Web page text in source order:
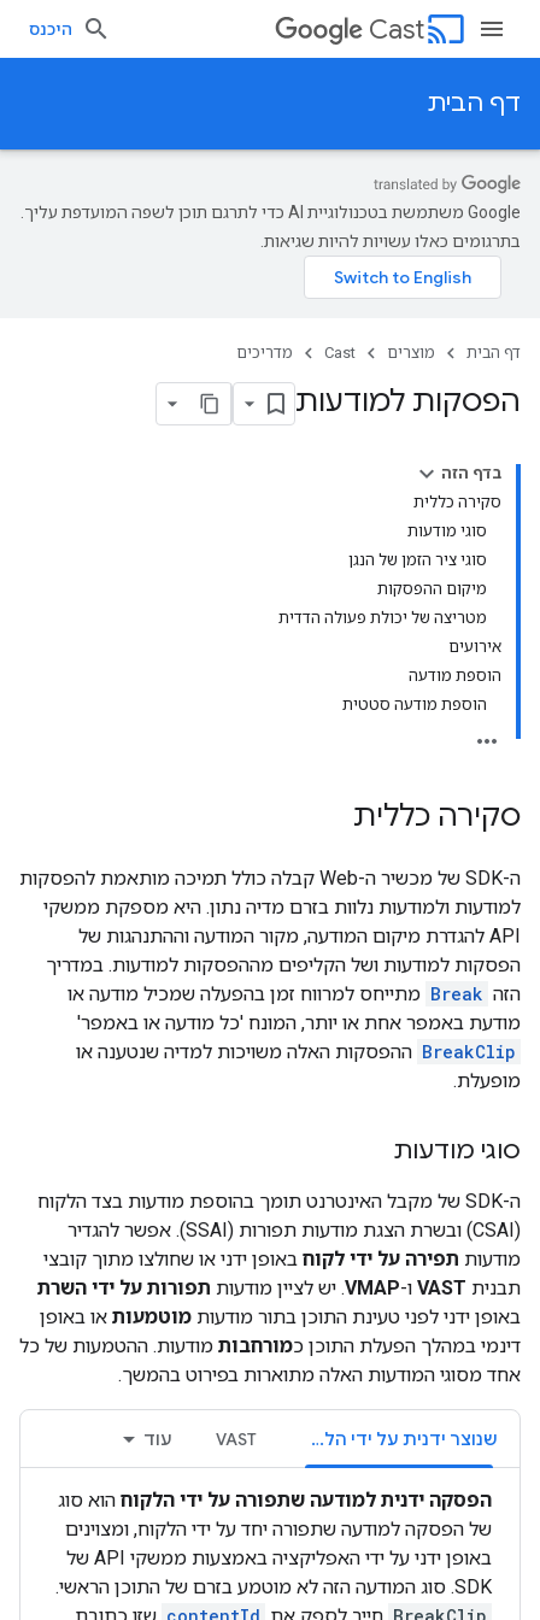
cast
Cast היכנס
דף הבית
‫Google משתמשת בטכנולוגיית AI כדי לתרגם תוכן לשפה המועדפת עליך.
בתרגומים כאלו עשויות להיות שגיאות.
דף הבית מוצרים Cast מדריכים
הפסקות למודעות
בדף הזה
סקירה כללית
סוגי מודעות
סוגי ציר הזמן של הנגן
מיקום ההפסקות
מטריצה של יכולת פעולה הדדית
אירועים
הוספת מודעה
הוספת מודעה סטטית
סקירה כללית
ה-SDK של מכשיר ה-Web קבלה כולל תמיכה מותאמת להפסקות
למודעות ולמודעות נלוות בזרם מדיה נתון. היא מספקת ממשקי
API להגדרת מיקום המודעה, מקור המודעה וההתנהגות של
הפסקות למודעות ושל הקליפים מההפסקות למודעות. במדריך
הזה Break מתייחס למרווח זמן בהפעלה שמכיל מודעה או
מודעת באמפר אחת או יותר, המונח 'כל מודעה או באמפר'
BreakClip ההפסקות האלה משויכות למדיה שנטענה או
מופעלת.
סוגי מודעות
ה-SDK של מקבל האינטרנט תומך בהוספת מודעות בצד הלקוח
(CSAI) ובשרת הצגת מודעות תפורות (SSAI). אפשר להגדיר
מודעות תפירה על ידי לקוח באופן ידני או שחולצו מתוך קובצי
תבנית VAST ו-VMAP. יש לציין מודעות תפורות על ידי השרת
באופן ידני לפני טעינת התוכן בתור מודעות מוטמעות או באופן
דינמי במהלך הפעלת התוכן כמורחבות מודעות. ההטמעות של כל
אחד מסוגי המודעות האלה מתוארות בפירוט בהמשך.
שנוצר ידנית על ידי הלקוח VAST עוד
הפסקה ידנית למודעה שתפורה על ידי הלקוח הוא סוג
של הפסקה למודעה שתפורה יחד על ידי הלקוח, ומצוינים
באופן ידני על ידי האפליקציה באמצעות ממשקי API של
SDK. סוג המודעה הזה לא מוטמע בזרם של התוכן הראשי.